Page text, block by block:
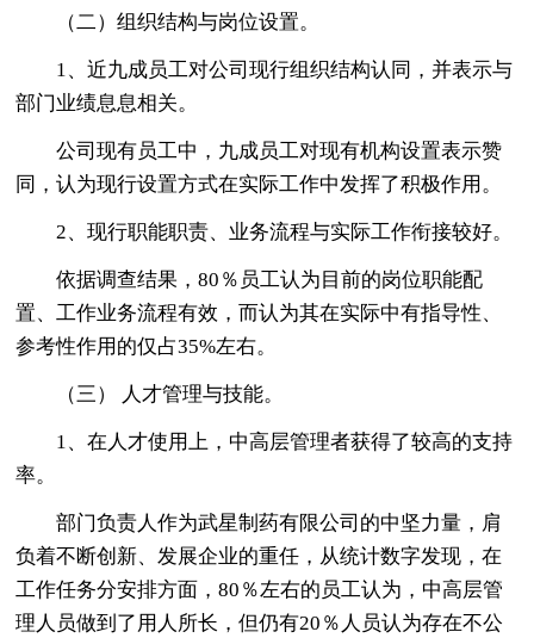
（二）组织结构与岗位设置。
1、近九成员工对公司现行组织结构认同，并表示与
部门业绩息息相关。
公司现有员工中，九成员工对现有机构设置表示赞
同，认为现行设置方式在实际工作中发挥了积极作用。
2、现行职能职责、业务流程与实际工作衔接较好。
依据调查结果，80％员工认为目前的岗位职能配
置、工作业务流程有效，而认为其在实际中有指导性、
参考性作用的仅占35%左右。
（三） 人才管理与技能。
1、在人才使用上，中高层管理者获得了较高的支持
率。
部门负责人作为武星制药有限公司的中坚力量，肩
负着不断创新、发展企业的重任，从统计数字发现，在
工作任务分安排方面，80％左右的员工认为，中高层管
理人员做到了用人所长，但仍有20％人员认为存在不公